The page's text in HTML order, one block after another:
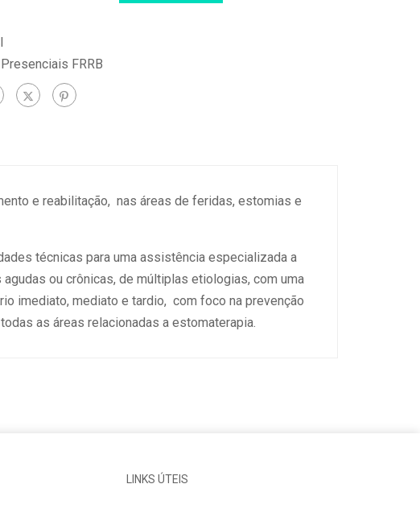
FRRB
e reabilitação, nas áreas de feridas, estomias e
técnicas para uma assistência especializada a
ou crônicas, de múltiplas etiologias, com uma
imediato, mediato e tardio, com foco na prevenção
as áreas relacionadas a estomaterapia.
LINKS ÚTEIS